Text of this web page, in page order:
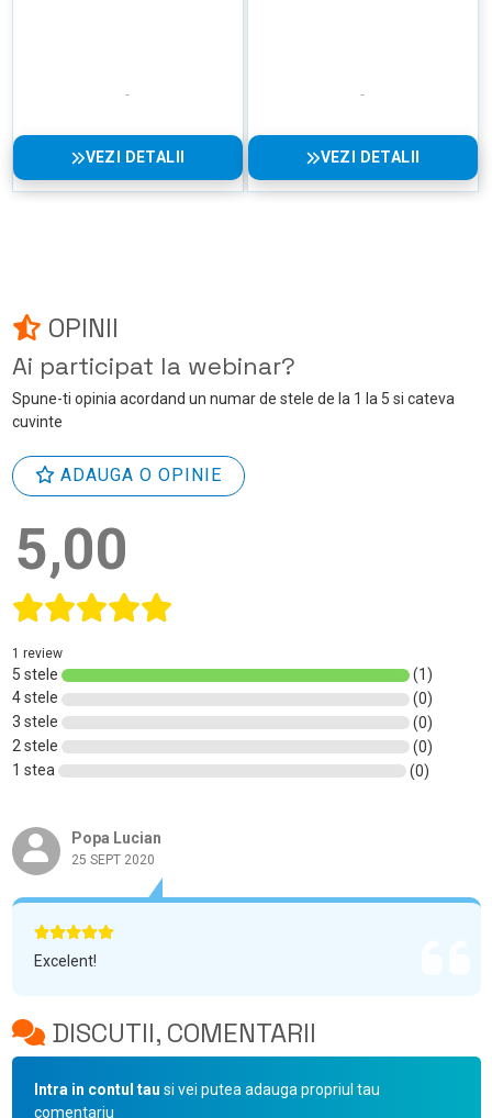
VEZI DETALII VEZI DETALII
OPINII
Ai participat la webinar?
Spune-ti opinia acordand un numar de stele de la 1 la 5 si cateva
cuvinte
ADAUGA O OPINIE
5,00
1 review
5 stele
(1)
4 stele
(0)
3 stele
(0)
2 stele
(0)
1 stea
(0)
Popa Lucian
25 SEPT 2020
Excelent!
DISCUTII, COMENTARII
Intra in contul tau si vei putea adauga propriul tau
comentariu